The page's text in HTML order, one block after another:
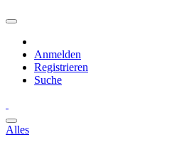
Anmelden
Registrieren
Suche
Alles